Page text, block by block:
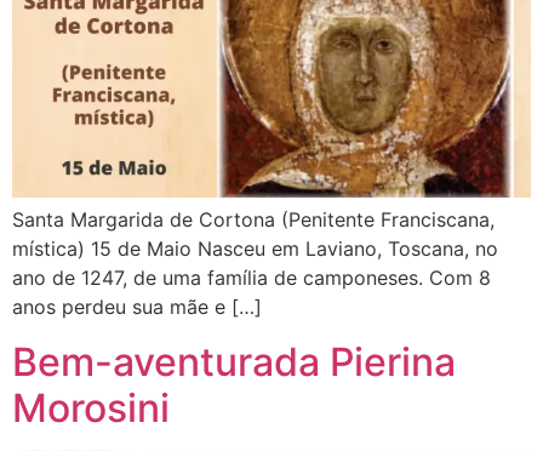
Santa Margarida de Cortona (Penitente Franciscana,
mística) 15 de Maio Nasceu em Laviano, Toscana, no
ano de 1247, de uma família de camponeses. Com 8
anos perdeu sua mãe e […]
Bem-aventurada Pierina
Morosini